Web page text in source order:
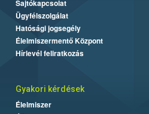
Sajtókapcsolat
Ügyfélszolgálat
Hatósági jogsegély
Élelmiszermentő Központ
Hírlevél feliratkozás
Gyakori kérdések
Élelmiszer